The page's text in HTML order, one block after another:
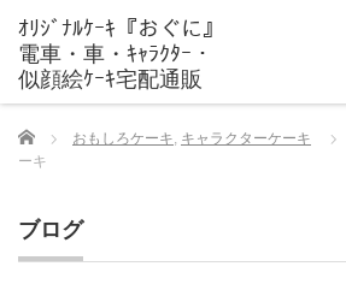
Home おもしろケーキ, キャラクターケーキ
ーキ
ブログ